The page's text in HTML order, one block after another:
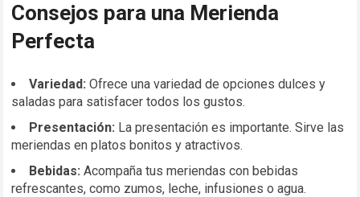
Consejos para una Merienda
Perfecta
Variedad: Ofrece una variedad de opciones dulces y
saladas para satisfacer todos los gustos.
Presentación: La presentación es importante. Sirve las
meriendas en platos bonitos y atractivos.
Bebidas: Acompaña tus meriendas con bebidas
refrescantes, como zumos, leche, infusiones o agua.